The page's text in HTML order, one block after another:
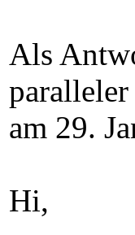
Als
am 29.
Hi,